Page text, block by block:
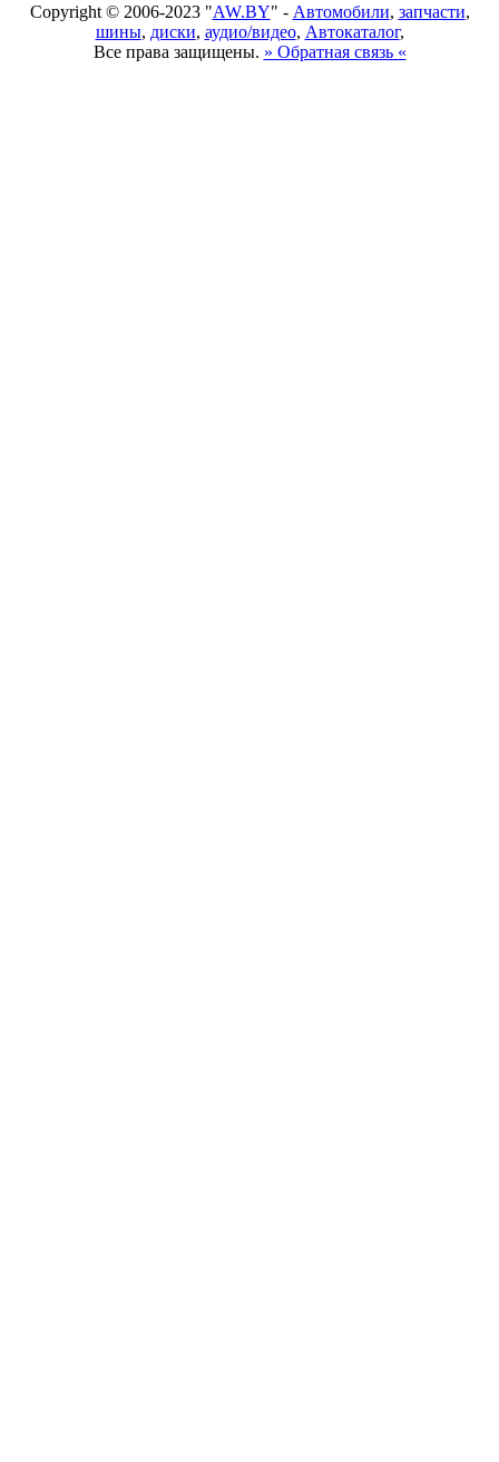
Copyright © 2006-2023 "AW.BY" - Автомобили, запчасти,
шины, диски, аудио/видео, Автокаталог,
Все права защищены. » Обратная связь «